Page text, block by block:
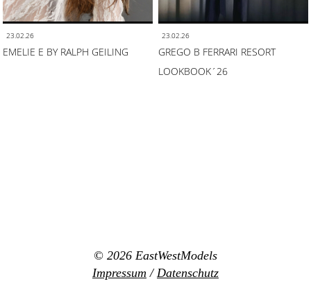
23.02.26
EMELIE E BY RALPH GEILING
23.02.26
GREGO B FERRARI RESORT
LOOKBOOK´26
© 2026 EastWestModels
Impressum /Datenschutz